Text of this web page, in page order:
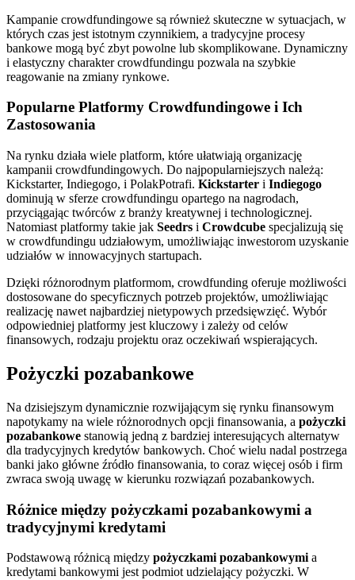
Kampanie crowdfundingowe są również skuteczne w sytuacjach, w
których czas jest istotnym czynnikiem, a tradycyjne procesy
bankowe mogą być zbyt powolne lub skomplikowane. Dynamiczny
i elastyczny charakter crowdfundingu pozwala na szybkie
reagowanie na zmiany rynkowe.
Popularne Platformy Crowdfundingowe i Ich
Zastosowania
Na rynku działa wiele platform, które ułatwiają organizację
kampanii crowdfundingowych. Do najpopularniejszych należą:
Kickstarter, Indiegogo, i PolakPotrafi. Kickstarter i Indiegogo
dominują w sferze crowdfundingu opartego na nagrodach,
przyciągając twórców z branży kreatywnej i technologicznej.
Natomiast platformy takie jak Seedrs i Crowdcube specjalizują się
w crowdfundingu udziałowym, umożliwiając inwestorom uzyskanie
udziałów w innowacyjnych startupach.
Dzięki różnorodnym platformom, crowdfunding oferuje możliwości
dostosowane do specyficznych potrzeb projektów, umożliwiając
realizację nawet najbardziej nietypowych przedsięwzięć. Wybór
odpowiedniej platformy jest kluczowy i zależy od celów
finansowych, rodzaju projektu oraz oczekiwań wspierających.
Pożyczki pozabankowe
Na dzisiejszym dynamicznie rozwijającym się rynku finansowym
napotykamy na wiele różnorodnych opcji finansowania, a pożyczki
pozabankowe stanowią jedną z bardziej interesujących alternatyw
dla tradycyjnych kredytów bankowych. Choć wielu nadal postrzega
banki jako główne źródło finansowania, to coraz więcej osób i firm
zwraca swoją uwagę w kierunku rozwiązań pozabankowych.
Różnice między pożyczkami pozabankowymi a
tradycyjnymi kredytami
Podstawową różnicą między pożyczkami pozabankowymi a
kredytami bankowymi jest podmiot udzielający pożyczki. W